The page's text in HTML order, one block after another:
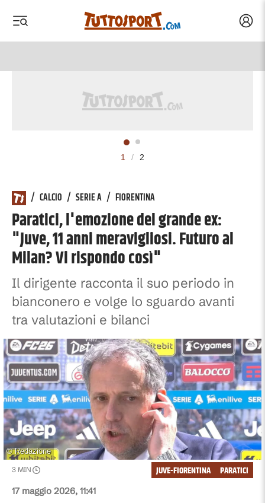
1 / 2
/ CALCIO / SERIE A / FIORENTINA
Paratici, l'emozione del grande ex:
"Juve, 11 anni meravigliosi. Futuro al
Milan? Vi rispondo così"
Il dirigente racconta il suo periodo in
bianconero e volge lo sguardo avanti
tra valutazioni e bilanci
©Redazione
17 maggio 2026, 11:41
3 MIN PARATICI
JUVE-FIORENTINA